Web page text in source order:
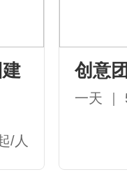
/人
创意
一天 ｜